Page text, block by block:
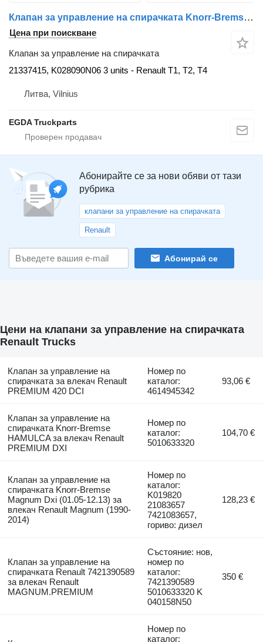
Клапан за управление на спирачката Knorr-Bremse 21337415 за влекач Renault
Цена при поискване
Клапан за управление на спирачката
21337415, K028090N06 3 units - Renault T1, T2, T4
Литва, Vilnius
EGDA Truckparts
Абонирайте се за нови обяви от тази
рубрика
клапани за управление на спирачката
Renault
Абонирай се
Цени на клапани за управление на спирачката
Renault Trucks
Клапан за управление на
спирачката за влекач Renault
PREMIUM 420 DCI
Номер по
каталог:
4614945342
93,06 €
Клапан за управление на
спирачката Knorr-Bremse
HAMULCA за влекач Renault
PREMIUM DXI
Номер по
каталог:
5010633320
104,70 €
Клапан за управление на
спирачката Knorr-Bremse
Magnum Dxi (01.05-12.13) за
влекач Renault Magnum (1990-
2014)
Номер по
каталог:
K019820
21083657
7421083657,
гориво: дизел
128,23 €
Клапан за управление на
спирачката Renault 7421390589
за влекач Renault
MAGNUM.PREMIUM
Състояние: нов,
номер по
каталог:
7421390589
5010633320 K
040158N50
350 €
Номер по
каталог: